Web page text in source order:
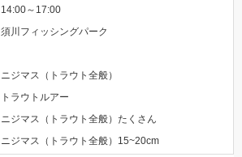
14:00～17:00
須川フィッシングパーク
ニジマス（トラウト全般）
トラウトルアー
ニジマス（トラウト全般）たくさん
ニジマス（トラウト全般）15~20cm